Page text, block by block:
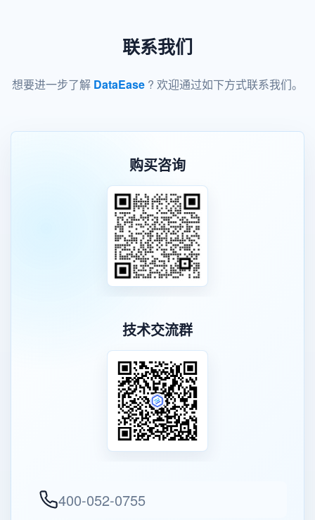
联系我们
想要进一步了解 DataEase ? 欢迎通过如下方式联系我们。
购买咨询
技术交流群
400-052-0755